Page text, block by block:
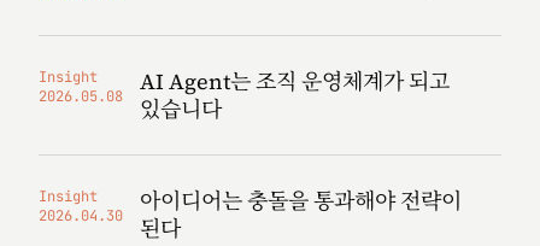
Insight
2026.05.08
AI Agent는 조직 운영체계가 되고
있습니다
Insight
2026.04.30
아이디어는 충돌을 통과해야 전략이
된다